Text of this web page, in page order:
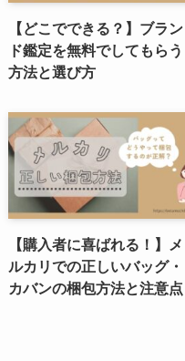
【どこでできる？】ブラン
ド鑑定を無料でしてもらう
方法と選び方
【購入者に喜ばれる！】メ
ルカリでの正しいバッグ・
カバンの梱包方法と注意点